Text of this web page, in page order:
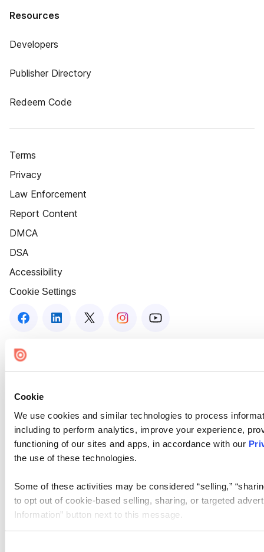
Cookie
We use cookies and similar technologies to process
including to perform analytics, improve your experience,
functioning of our sites and apps, in accordance with our
the use of these technologies.
Some of these activities may be considered “selling,”
to opt out of cookie-based selling, sharing, or targeted
Information” button next to this message.
Resources
Developers
Publisher Directory
Redeem Code
Terms
Privacy
Law Enforcement
Report Content
DMCA
DSA
Accessibility
Cookie Settings